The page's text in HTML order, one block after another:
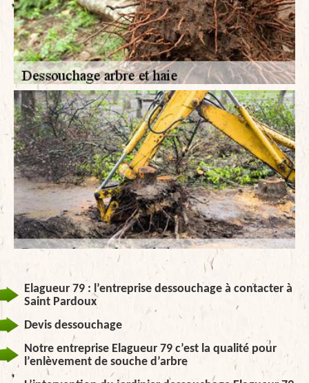
Elagueur 79 : l’entreprise dessouchage à contacter à
Saint Pardoux
Devis dessouchage
Notre entreprise Elagueur 79 c’est la qualité pour
l’enlèvement de souche d’arbre